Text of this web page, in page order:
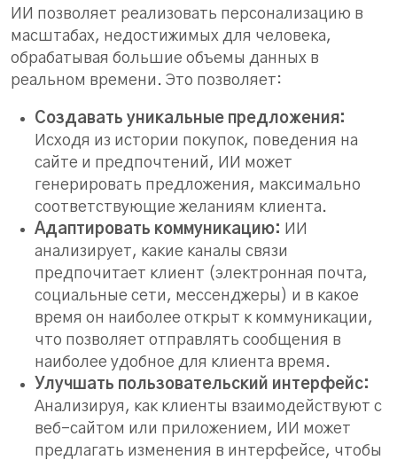
ИИ позволяет реализовать персонализацию в
масштабах, недостижимых для человека,
обрабатывая большие объемы данных в
реальном времени. Это позволяет:
Создавать уникальные предложения:
Исходя из истории покупок, поведения на
сайте и предпочтений, ИИ может
генерировать предложения, максимально
соответствующие желаниям клиента.
Адаптировать коммуникацию: ИИ
анализирует, какие каналы связи
предпочитает клиент (электронная почта,
социальные сети, мессенджеры) и в какое
время он наиболее открыт к коммуникации,
что позволяет отправлять сообщения в
наиболее удобное для клиента время.
Улучшать пользовательский интерфейс:
Анализируя, как клиенты взаимодействуют с
веб-сайтом или приложением, ИИ может
предлагать изменения в интерфейсе, чтобы